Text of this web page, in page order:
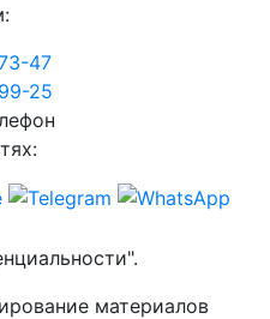
47
25
материалов